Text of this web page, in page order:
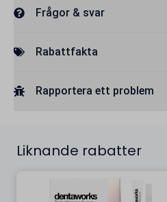
Frågor & svar
Rabattfakta
Rapportera ett problem
Liknande rabatter